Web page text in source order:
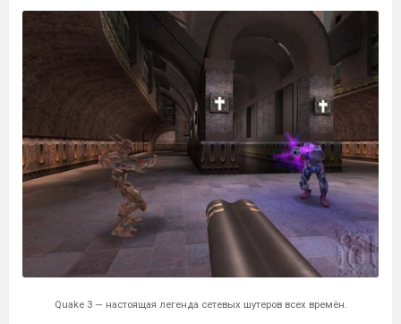
Quake 3 — настоящая легенда сетевых шутеров всех времён.